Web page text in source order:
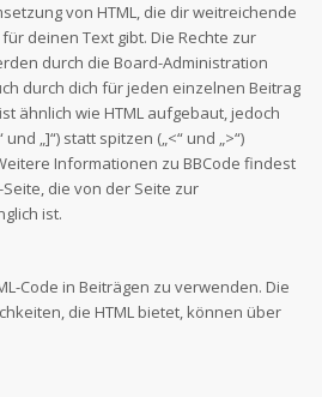
von HTML, die dir weitreichende
deinen Text gibt. Die Rechte zur
durch die Board-Administration
durch dich für jeden einzelnen Beitrag
ähnlich wie HTML aufgebaut, jedoch
„]“) statt spitzen („<“ und „>“)
Informationen zu BBCode findest
die von der Seite zur
ist.
Code in Beiträgen zu verwenden. Die
die HTML bietet, können über